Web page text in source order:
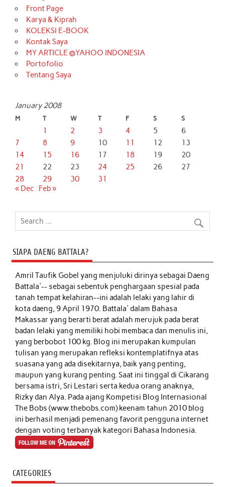
Front Page
Karya & Kiprah
KOLEKSI E-BOOK
Kontak Saya
MY ARTICLE @YAHOO INDONESIA
Portofolio
Tentang Saya
January 2008
M T W T F S S
1 2 3 4 5
6
7
8 9 10 11 12
13
14
15 16 17 18 19
20
21
22 23 24 25 26
27
28
29 30
31
« Dec
Feb »
SIAPA DAENG BATTALA?
Amril Taufik Gobelyang menjuluki dirinya sebagai Daeng
Battala'-- sebagai sebentuk penghargaan spesial pada
tanah tempat kelahiran--ini adalah lelaki yang lahir di
kota daeng, 9 April 1970. Battala' dalam Bahasa
Makassar yang berarti berat adalah merujuk pada berat
badan lelaki yang memiliki hobi membaca dan menulis ini,
yang berbobot 100 kg. Blog ini merupakan kumpulan
tulisan yang merupakan refleksi kontemplatifnya atas
suasana yang ada disekitarnya, baik yang penting,
maupun yang kurang penting. Saat ini tinggal di Cikarang
bersama istri, Sri Lestari serta kedua orang anaknya,
Rizky dan Alya. Pada ajang Kompetisi Blog Internasional
The Bobs (www.thebobs.com) keenam tahun 2010 blog
ini berhasil menjadi pemenang favorit pengguna internet
dengan voting terbanyak kategori Bahasa Indonesia.
CATEGORIES